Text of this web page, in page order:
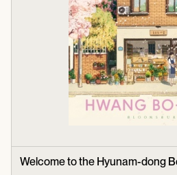
Welcome to the Hyunam-dong